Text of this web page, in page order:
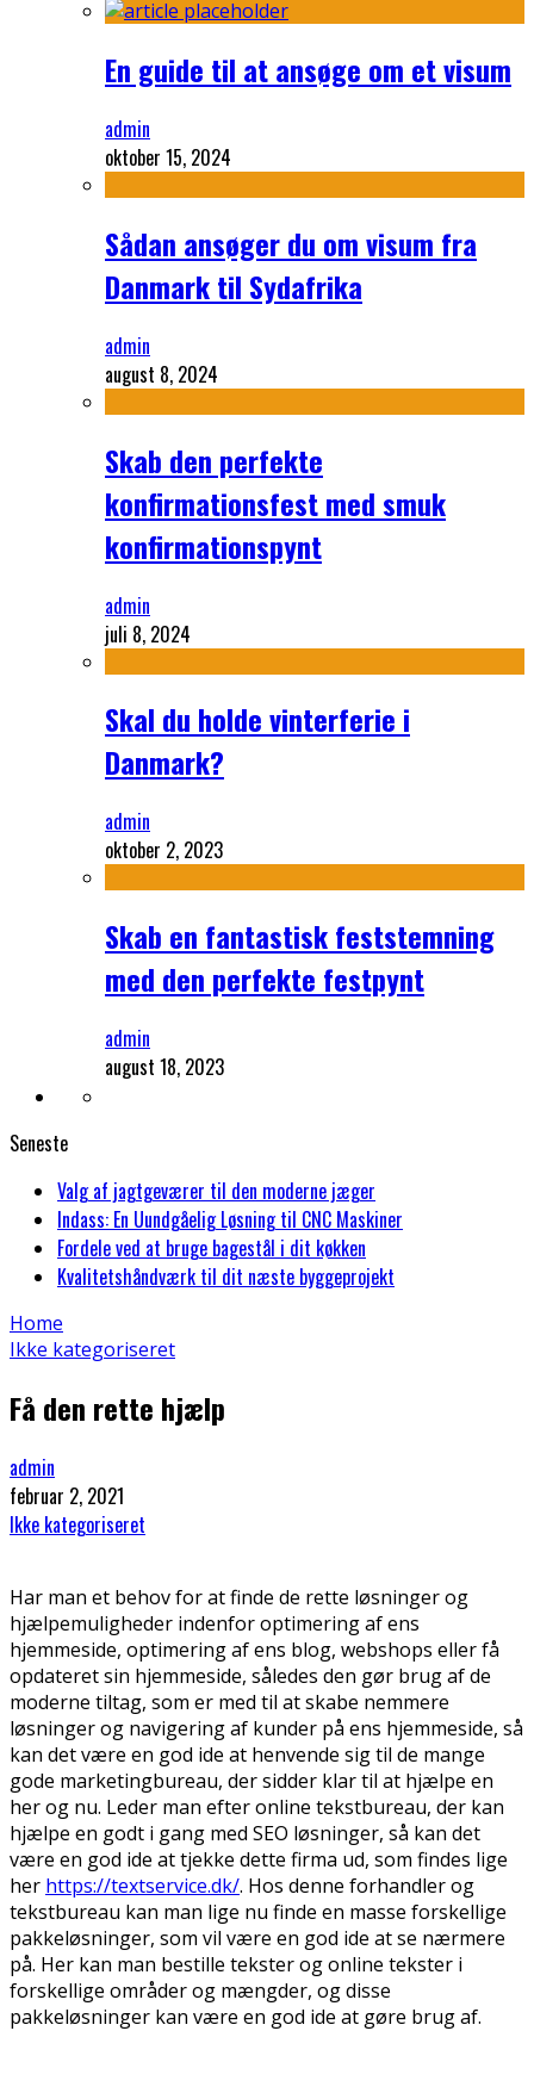
En guide til at ansøge om et visum
admin
oktober 15, 2024
Sådan ansøger du om visum fra
Danmark til Sydafrika
admin
august 8, 2024
Skab den perfekte
konfirmationsfest med smuk
konfirmationspynt
admin
juli 8, 2024
Skal du holde vinterferie i
Danmark?
admin
oktober 2, 2023
Skab en fantastisk feststemning
med den perfekte festpynt
admin
august 18, 2023
Seneste
Valg af jagtgeværer til den moderne jæger
Indass: En Uundgåelig Løsning til CNC Maskiner
Fordele ved at bruge bagestål i dit køkken
Kvalitetshåndværk til dit næste byggeprojekt
Home
Ikke kategoriseret
Få den rette hjælp
admin
februar 2, 2021
Ikke kategoriseret
Har man et behov for at finde de rette løsninger og
hjælpemuligheder indenfor optimering af ens
hjemmeside, optimering af ens blog, webshops eller få
opdateret sin hjemmeside, således den gør brug af de
moderne tiltag, som er med til at skabe nemmere
løsninger og navigering af kunder på ens hjemmeside, så
kan det være en god ide at henvende sig til de mange
gode marketingbureau, der sidder klar til at hjælpe en
her og nu. Leder man efter online tekstbureau, der kan
hjælpe en godt i gang med SEO løsninger, så kan det
være en god ide at tjekke dette firma ud, som findes lige
her https://textservice.dk/. Hos denne forhandler og
tekstbureau kan man lige nu finde en masse forskellige
pakkeløsninger, som vil være en god ide at se nærmere
på. Her kan man bestille tekster og online tekster i
forskellige områder og mængder, og disse
pakkeløsninger kan være en god ide at gøre brug af.